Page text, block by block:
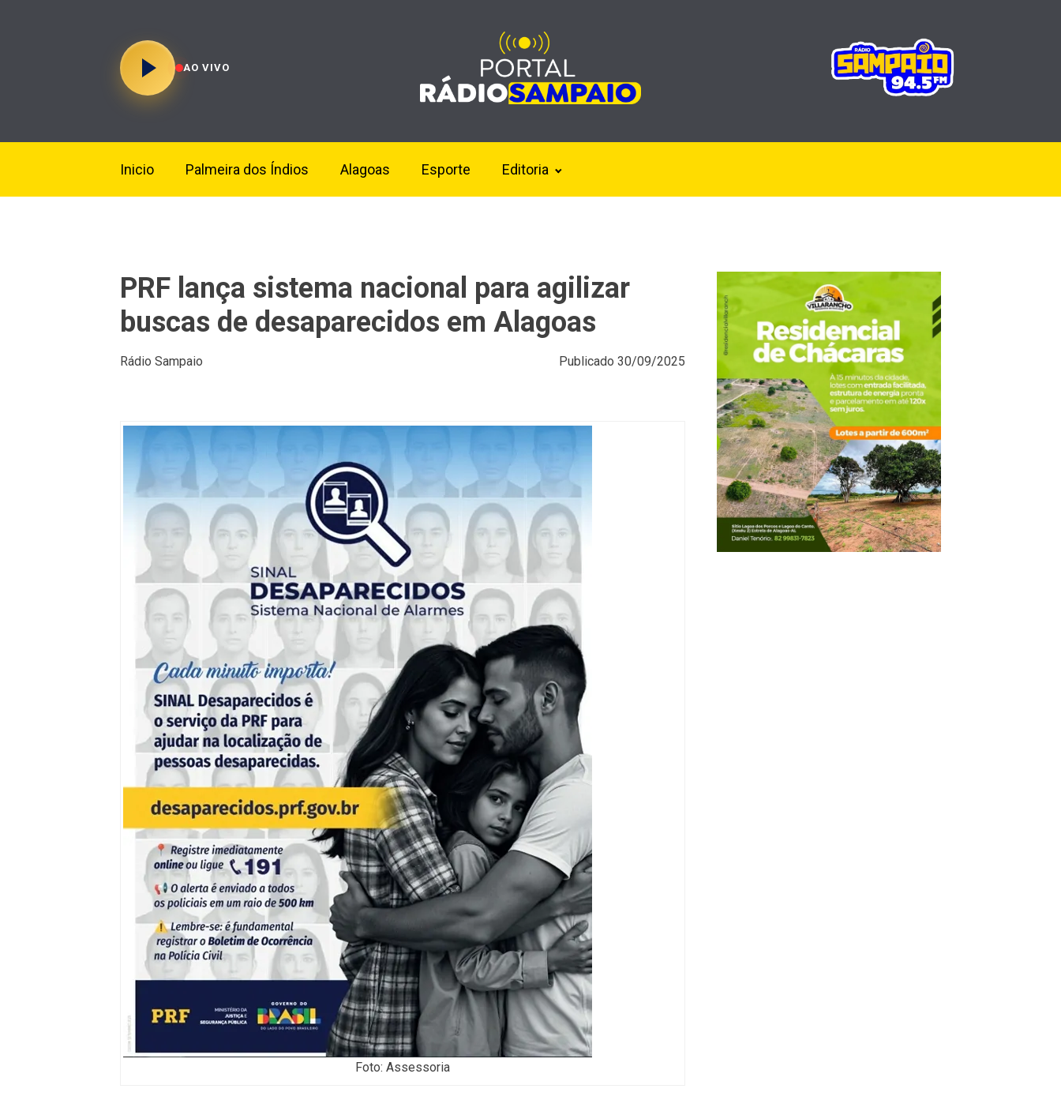
AO VIVO
Inicio Palmeira dos Índios Alagoas Esporte Editoria
PRF lança sistema nacional para agilizar
buscas de desaparecidos em Alagoas
Rádio Sampaio Publicado 30/09/2025
Foto: Assessoria